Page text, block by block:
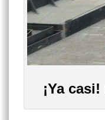
¡Ya casi!